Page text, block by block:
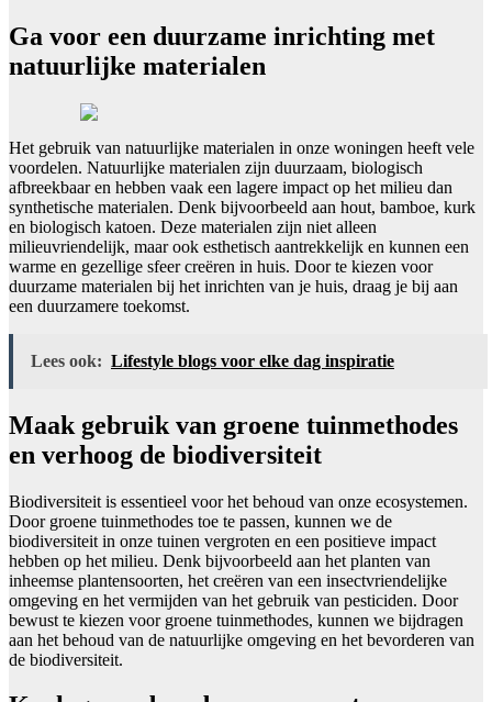
Ga voor een duurzame inrichting met
natuurlijke materialen
Het gebruik van natuurlijke materialen in onze woningen heeft vele
voordelen. Natuurlijke materialen zijn duurzaam, biologisch
afbreekbaar en hebben vaak een lagere impact op het milieu dan
synthetische materialen. Denk bijvoorbeeld aan hout, bamboe, kurk
en biologisch katoen. Deze materialen zijn niet alleen
milieuvriendelijk, maar ook esthetisch aantrekkelijk en kunnen een
warme en gezellige sfeer creëren in huis. Door te kiezen voor
duurzame materialen bij het inrichten van je huis, draag je bij aan
een duurzamere toekomst.
Lees ook: Lifestyle blogs voor elke dag inspiratie
Maak gebruik van groene tuinmethodes
en verhoog de biodiversiteit
Biodiversiteit is essentieel voor het behoud van onze ecosystemen.
Door groene tuinmethodes toe te passen, kunnen we de
biodiversiteit in onze tuinen vergroten en een positieve impact
hebben op het milieu. Denk bijvoorbeeld aan het planten van
inheemse plantensoorten, het creëren van een insectvriendelijke
omgeving en het vermijden van het gebruik van pesticiden. Door
bewust te kiezen voor groene tuinmethodes, kunnen we bijdragen
aan het behoud van de natuurlijke omgeving en het bevorderen van
de biodiversiteit.